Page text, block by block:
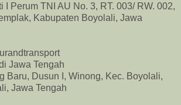
I Perum TNI AU No. 3, RT. 003/ RW. 002,
Kabupaten Boyolali, Jawa
Jawa Tengah
Baru, Dusun I, Winong, Kec. Boyolali,
Jawa Tengah